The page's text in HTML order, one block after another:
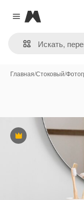
Close menu
Magnific
Главная/Стоковый/
Премиум